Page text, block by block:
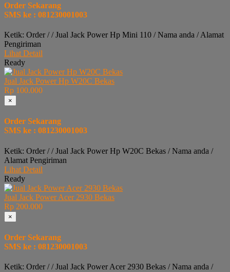
Order Sekarang
SMS ke : 081230001003
Ketik: Order / / Jual Jack Power Hp Mini 110 / Nama anda / Alamat
Pengiriman
Lihat Detail
Ready
Jual Jack Power Hp W20C Bekas
Rp 100.000
×
Order Sekarang
SMS ke : 081230001003
Ketik: Order / / Jual Jack Power Hp W20C Bekas / Nama anda /
Alamat Pengiriman
Lihat Detail
Ready
Jual Jack Power Acer 2930 Bekas
Rp 200.000
×
Order Sekarang
SMS ke : 081230001003
Ketik: Order / / Jual Jack Power Acer 2930 Bekas / Nama anda /